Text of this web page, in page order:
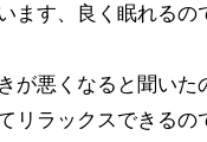
ます、良く眠れる
が悪くなると聞い
リラックスできる